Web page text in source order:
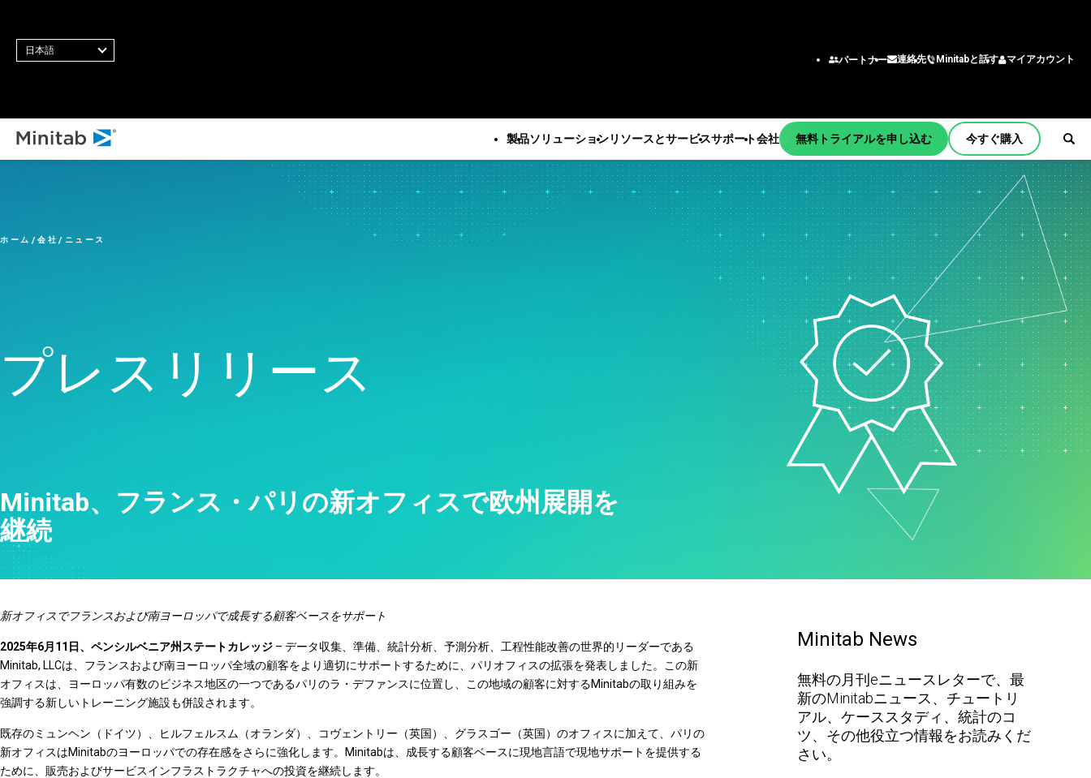
日本語
パートナー
連絡先 Minitabと話す マイアカウント
製品
すべての製品
Minitab Solution Center
Minitab Statistical
SPM
ソリューション
すべてのソリューション
ア
品質分析
Live Analytics
重要な能力
自動データ収集
産業ソリューション
エネルギー・天然資源
機能/役割
エンジニアリング
ビジネスアナリスト
情報技術
サプライチェーン
カスタマーサービス・コン
タクトセンター
人事
マーケティングデータ分析
研究開発
リソースとサービス
すべてのリソースとサービス
リソース
ケーススタディ
サービス
トレーニング
自習型学習
社会人教育
コンサルティング
サポート
技術サポート
サブスクリプションとアク
ティベーション
Minitab Quick Start
トレーニング
インストールのサポート
サポートドキュメント
会社
会社
企業情報
リーダーチーム
パートナー
採用情報
お問い合わせ窓口
Minitabの商品
無料トライアルを申し込む 今すぐ購入
ホーム 会社 ニュース
プレスリリース
Minitab、フランス・パリの新オフィスで欧州展開を
継続
新オフィスでフランスおよび南ヨーロッパで成長する顧客ベースをサポート
2025年6月11日、ペンシルベニア州ステートカレッジ – データ収集、準備、統計分析、予測分析、工程性能改善の世界的リーダーである
Minitab, LLCは、フランスおよび南ヨーロッパ全域の顧客をより適切にサポートするために、パリオフィスの拡張を発表しました。この新
オフィスは、ヨーロッパ有数のビジネス地区の一つであるパリのラ・デファンスに位置し、この地域の顧客に対するMinitabの取り組みを
強調する新しいトレーニング施設も併設されます。
既存のミュンヘン（ドイツ）、ヒルフェルスム（オランダ）、コヴェントリー（英国）、グラスゴー（英国）のオフィスに加えて、パリの
新オフィスはMinitabのヨーロッパでの存在感をさらに強化します。Minitabは、成長する顧客ベースに現地言語で現地サポートを提供する
ために、販売およびサービスインフラストラクチャへの投資を継続します。
Minitab News
無料の月刊eニュースレターで、最
新のMinitabニュース、チュートリ
アル、ケーススタディ、統計のコ
ツ、その他役立つ情報をお読みくだ
さい。